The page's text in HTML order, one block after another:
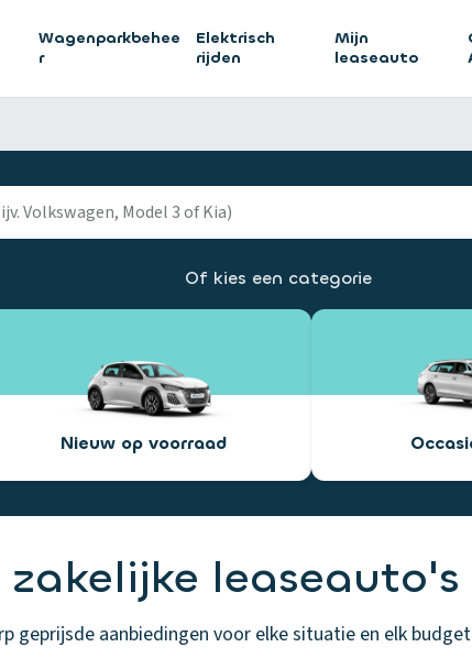
Wagenparkbehee
r
Elektrisch
rijden
Mijn
leaseauto
Of kies een categorie
Nieuw op voorraad
leaseauto's
geprijsde aanbiedingen voor elke situatie en elk